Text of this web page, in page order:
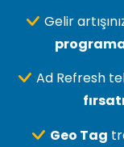
Gelir
Ad Refresh
Geo Tag